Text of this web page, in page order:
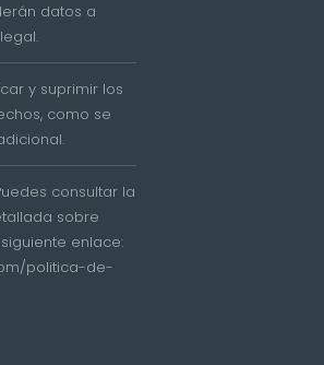
datos a
y suprimir los
como se
consultar la
sobre
enlace:
politica-de-